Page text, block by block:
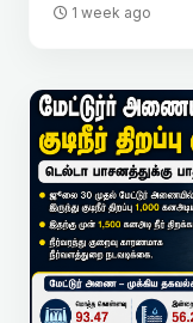
1 week ago